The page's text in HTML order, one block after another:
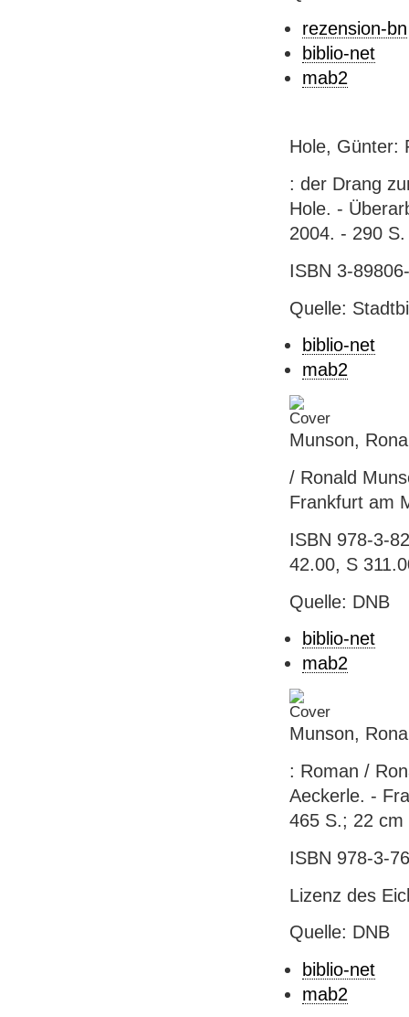
rezension-bn
biblio-net
mab2
Hole, Günter:
: der Drang
Hole. -
2004. - 290
ISBN 3-
Quelle:
biblio-net
mab2
Munson,
/ Ronald
Frankfurt am
ISBN 978-3-
42.00, S
Quelle: DNB
biblio-net
mab2
Munson,
: Roman /
Aeckerle. -
465 S.; 22 cm
ISBN 978-3-
Lizenz des
Quelle: DNB
biblio-net
mab2